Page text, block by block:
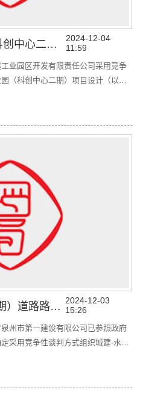
金上绿色低碳产业园（科创中心二期）项目设计竞争性磋商采购公告
2024-12-04
11:59
业园区开发有限责任公司采用竞争
（科创中心二期）项目设计（以下
建）项目管理有限公司开展竞争性
碳产业园（科创中心二期）项目设
城建·水墨江澜小区（二期）道路路面工程竞争性谈判采购公告
2024-12-03
15:26
州市第一建设有限公司已参照政府
采用竞争性谈判方式组织城建·水墨
咨询有限公司开展竞争性谈判活
标。1. 项目名称：城建·水墨江澜小